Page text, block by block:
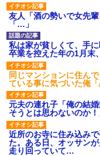
友人「酒の勢いで女先
「…」
私は家が貧しくて、手
卒業を控えた年の1月末
同じマンションに住ん
ている事に気づいた俺
元夫の連れ子「俺の結
そうとは思わないのか
近所のお寺に住み込み
た。ある日、オッサン
走り回っていて…